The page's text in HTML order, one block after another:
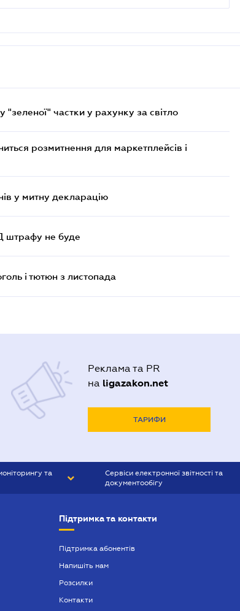
частки у рахунку за світло
розмитнення для маркетплейсів і
у митну декларацію
штрафу не буде
і тютюн з листопада
Реклама та PR
на ligazakon.net
ТАРИФИ
та
Сервіси електронної звітності та
документообігу
Підтримка та контакти
Підтримка абонентів
Напишіть нам
Розсилки
Контакти